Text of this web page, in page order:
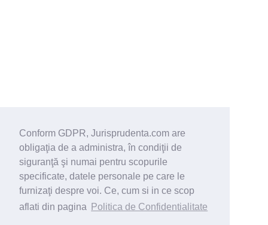
Conform GDPR, Jurisprudenta.com are
obligaţia de a administra, în condiţii de
siguranţă şi numai pentru scopurile
specificate, datele personale pe care le
furnizaţi despre voi. Ce, cum si in ce scop
aflati din pagina
Politica de Confidentialitate